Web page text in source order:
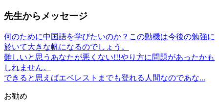
先生からメッセージ
何のために中国語を学びたいのか？この動機は今後の勉強に
於いて大きな帆になるのでしょう。
難しいと思うあなたが悪くない!!!やり方に問題があったかも
しれません。
できると思えばエベレストまでも登れる人間なのであな...
お勧め